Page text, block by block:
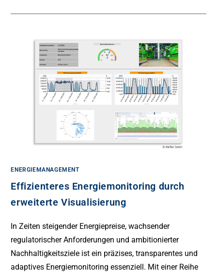
ENERGIEMANAGEMENT
Effizienteres Energiemonitoring durch
erweiterte Visualisierung
In Zeiten steigender Energiepreise, wachsender
regulatorischer Anforderungen und ambitionierter
Nachhaltigkeitsziele ist ein präzises, transparentes und
adaptives Energiemonitoring essenziell. Mit einer Reihe